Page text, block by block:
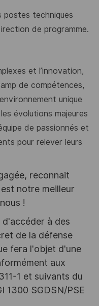
postes techniques
de programme.
et l’innovation,
de compétences,
environnement unique
évolutions majeures
de passionnés et
pour relever leurs
reconnait
notre meilleur
!
à des
de la défense
fera l'objet d'une
aux
1 et suivants du
1300 SGDSN/PSE